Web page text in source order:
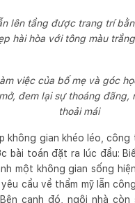
lên tầng được trang trí
hài hòa với tông màu
việc của bố mẹ và góc
đem lại sự thoáng đãng,
thoải mái
không gian khéo léo,
bài toán đặt ra lúc đầu:
một không gian sống
cầu về thẩm mỹ lẫn
cạnh đó, ngôi nhà còn